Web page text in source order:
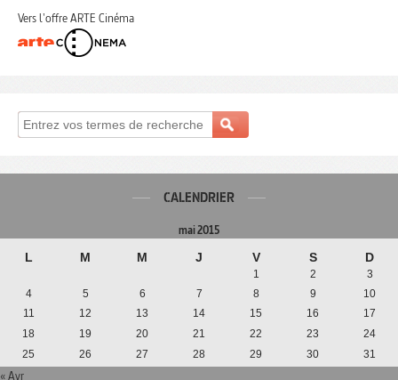
Vers l'offre ARTE Cinéma
CALENDRIER
mai 2015
L M M J V S D
1 2
3
4
5 6 7 8 9
10
11
12 13 14 15 16
17
18
19 20 21 22 23
24
25
26 27 28 29 30 31
« Avr